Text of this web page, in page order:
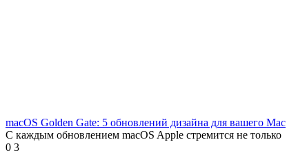
macOS Golden Gate: 5 обновлений дизайна для вашего Mac
С каждым обновлением macOS Apple стремится не только
0 3